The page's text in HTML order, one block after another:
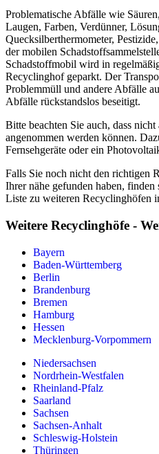
Problematische Abfälle wie
Laugen, Farben, Verdünner,
Quecksilberthermometer,
der mobilen
Schadstoffmobil wird in
Recyclinghof geparkt. Der
Problemmüll und andere Abfälle
Abfälle rückstandslos beseitigt.
Bitte beachten Sie auch, dass
angenommen werden können.
Fernsehgeräte oder ein
Falls Sie noch nicht den richtigen
Ihrer nähe gefunden haben,
Liste zu weiteren Recyclinghöfen
Weitere Recyclinghöfe -
Bayern
Baden-Württemberg
Berlin
Brandenburg
Bremen
Hamburg
Hessen
Mecklenburg-Vorpommern
Niedersachsen
Nordrhein-Westfalen
Rheinland-Pfalz
Saarland
Sachsen
Sachsen-Anhalt
Schleswig-Holstein
Thüringen